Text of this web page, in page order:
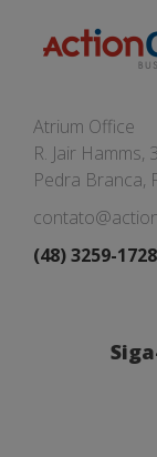
Atrium Office
R. Jair Hamms,
Pedra Branca,
(48) 3259-1728